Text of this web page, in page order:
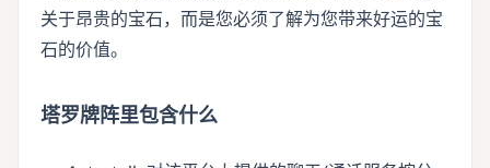
关于昂贵的宝石，而是您必须了解为您带来好运的宝
石的价值。
塔罗牌阵里包含什么